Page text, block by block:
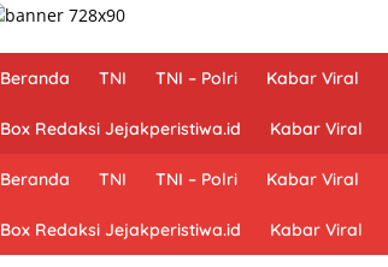
Beranda TNI TNI – Polri Kabar Viral
Box Redaksi Jejakperistiwa.id Kabar Viral
Beranda TNI TNI – Polri Kabar Viral
Box Redaksi Jejakperistiwa.id Kabar Viral